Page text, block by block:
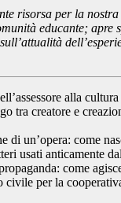
risorsa per la
educante;
alla
creatore e
un’opera: come
usati anticamente
come
per la